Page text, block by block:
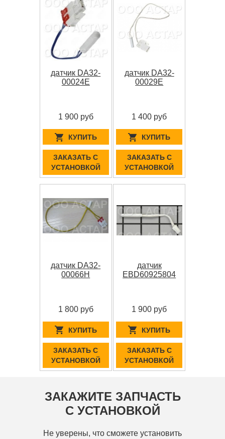
датчик DA32-
00024E
1 900 руб
КУПИТЬ
ЗАКАЗАТЬ С
УСТАНОВКОЙ
датчик DA32-
00029E
1 400 руб
КУПИТЬ
ЗАКАЗАТЬ С
УСТАНОВКОЙ
датчик DA32-
00066H
1 800 руб
КУПИТЬ
ЗАКАЗАТЬ С
УСТАНОВКОЙ
датчик
EBD60925804
1 900 руб
КУПИТЬ
ЗАКАЗАТЬ С
УСТАНОВКОЙ
ЗАКАЖИТЕ ЗАПЧАСТЬ
С УСТАНОВКОЙ
Не уверены, что сможете установить